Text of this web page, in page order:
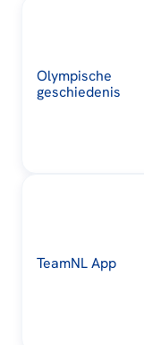
Olympische
geschiedenis
TeamNL App